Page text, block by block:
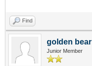
Find
golden bear
Junior Member